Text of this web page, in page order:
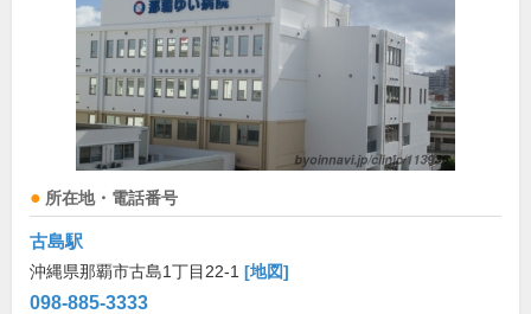
所在地・電話番号
古島駅
沖縄県那覇市古島1丁目22-1 [地図]
098-885-3333